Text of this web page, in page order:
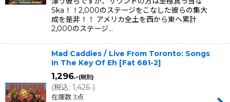
Ska！！2,000のステージをこなした彼らの集大
成を是非！！ アメリカ全土を西から東へ累計
2,000のステージ…
Mad Caddies / Live From Toronto: Songs
In The Key Of Eh [Fat 681-2]
1,296.-(税別)
(税込: 1,426.-)
在庫数 3点